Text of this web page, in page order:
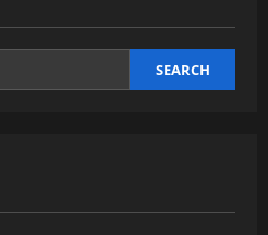
SEARCH